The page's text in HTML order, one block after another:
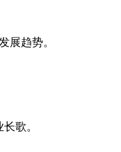
展趋势。
歌。